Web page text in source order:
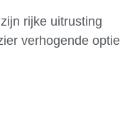
rijke uitrusting
verhogende optie